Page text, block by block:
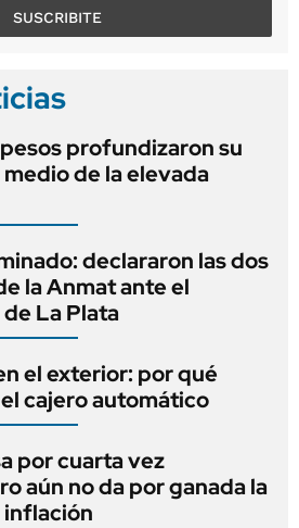
SUSCRIBITE
profundizaron su
de la elevada
declararon las dos
la Anmat ante el
La Plata
el exterior: por qué
cajero automático
por cuarta vez
aún no da por ganada la
inflación